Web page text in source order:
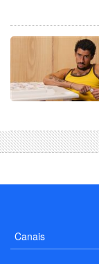
Canais